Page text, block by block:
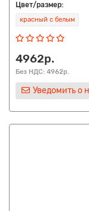
Цвет/размер:
красный с белым
4962р.
Без НДС: 4962р.
Уведомить о